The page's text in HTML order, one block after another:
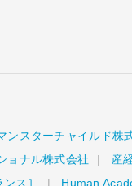
ンスターチャイルド株
ョナル株式会社
産
ス］ Human